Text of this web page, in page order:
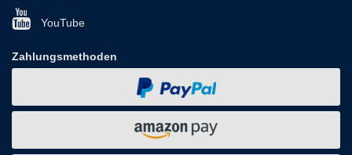
YouTube
Zahlungsmethoden